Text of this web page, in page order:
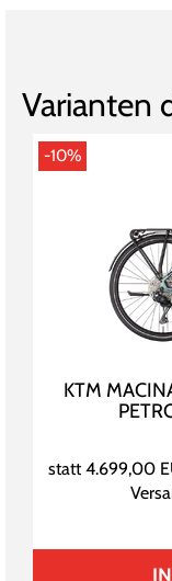
Varianten
-10%
KTM
statt4.699,00